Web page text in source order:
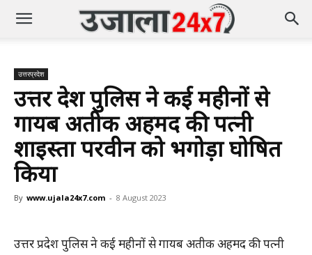
उत्तरप्रदेश
उत्तर प्रदेश पुलिस ने कई महीनों से
गायब अतीक अहमद की पत्नी
शाइस्ता परवीन को भगोड़ा घोषित
किया
By www.ujala24x7.com - 8 August 2023
उत्तर प्रदेश पुलिस ने कई महीनों से गायब अतीक अहमद की पत्नी